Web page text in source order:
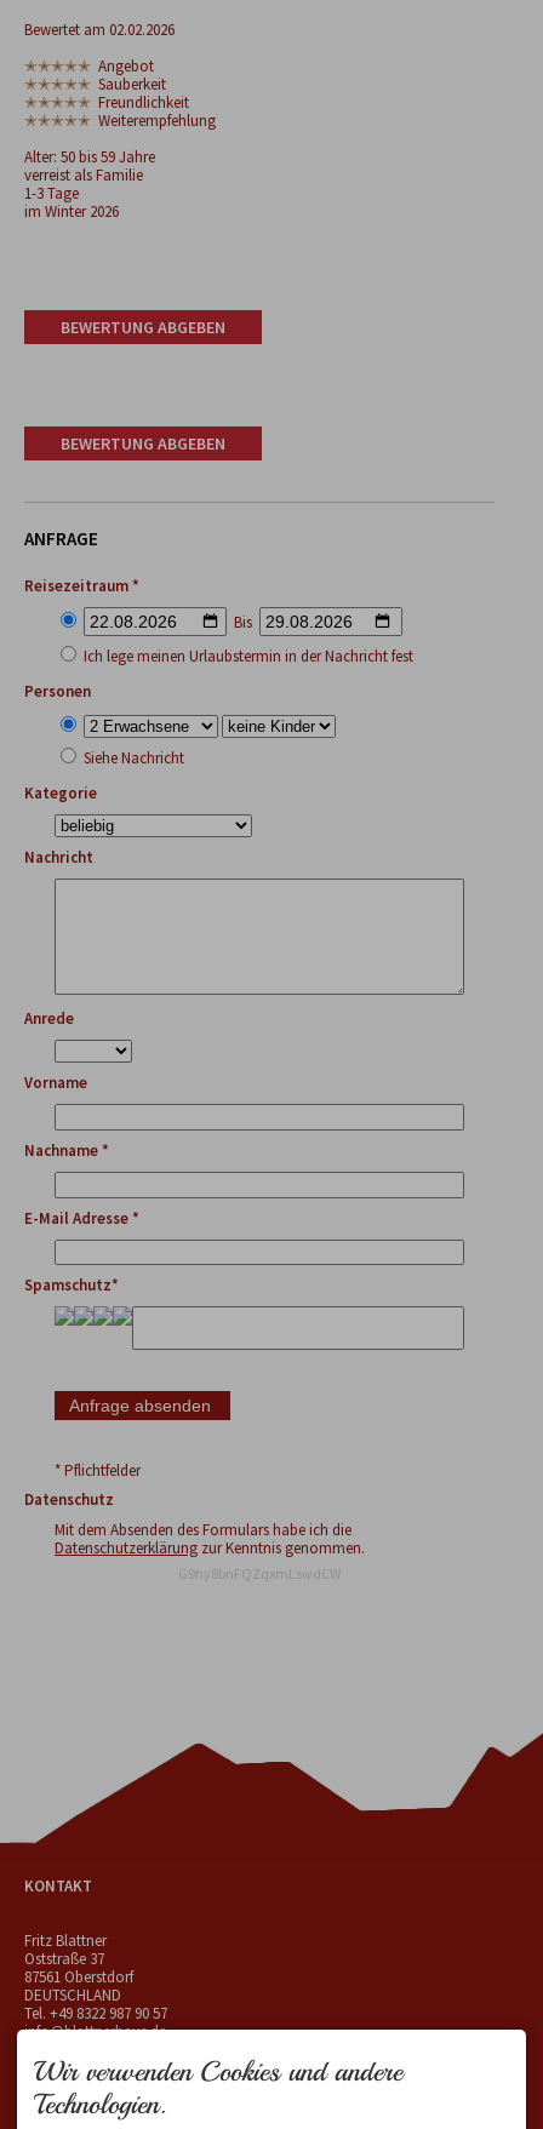
Bewertet am 02.02.2026
✭✭✭✭✭ Angebot
✭✭✭✭✭ Sauberkeit
✭✭✭✭✭ Freundlichkeit
✭✭✭✭✭ Weiterempfehlung
Alter: 50 bis 59 Jahre
verreist als Familie
1-3 Tage
im Winter 2026
BEWERTUNG ABGEBEN
BEWERTUNG ABGEBEN
ANFRAGE
Reisezeitraum *
Bis
Ich lege meinen Urlaubstermin in der Nachricht fest
Personen
Siehe Nachricht
Kategorie
Nachricht
Anrede
Vorname
Nachname *
E-Mail Adresse *
Spamschutz*
* Pflichtfelder
Datenschutz
Mit dem Absenden des Formulars habe ich die
Datenschutzerklärung zur Kenntnis genommen.
G9hy8bnFQZqxmLswdCW
KONTAKT
Fritz Blattner
Oststraße 37
87561 Oberstdorf
DEUTSCHLAND
Tel. +49 8322 987 90 57
info@blattnerhaus.de
Wir verwenden Cookies und andere
Technologien.